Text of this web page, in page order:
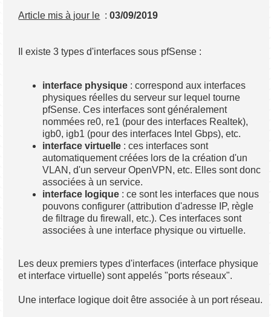
Article mis à jour le :03/09/2019
Il existe 3 types d'interfaces sous pfSense :
interface physique : correspond aux interfaces
physiques réelles du serveur sur lequel tourne
pfSense. Ces interfaces sont généralement
nommées re0, re1 (pour des interfaces Realtek),
igb0, igb1 (pour des interfaces Intel Gbps), etc.
interface virtuelle : ces interfaces sont
automatiquement créées lors de la création d'un
VLAN, d'un serveur OpenVPN, etc. Elles sont donc
associées à un service.
interface logique : ce sont les interfaces que nous
pouvons configurer (attribution d'adresse IP, règle
de filtrage du firewall, etc.). Ces interfaces sont
associées à une interface physique ou virtuelle.
Les deux premiers types d'interfaces (interface physique
et interface virtuelle) sont appelés "ports réseaux".
Une interface logique doit être associée à un port réseau.